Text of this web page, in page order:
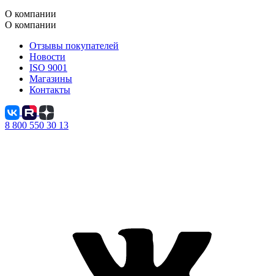
О компании
О компании
Отзывы покупателей
Новости
ISO 9001
Магазины
Контакты
8 800 550 30 13